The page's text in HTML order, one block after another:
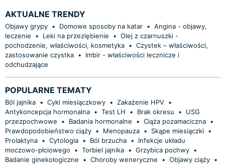
AKTUALNE TRENDY
Objawy grypy • Domowe sposoby na katar • Angina - objawy,
leczenie
• Leki na przeziębienie • Olej z czarnuszki -
pochodzenie, właściwości, kosmetyka • Czystek – właściwości,
zastosowanie czystka •
Imbir - właściwości lecznicze i
odchudzające
POPULARNE TEMATY
Ból jajnika • Cykl miesiączkowy • Zakażenie HPV •
Antykoncepcja hormonalna • Test LH • Brak okresu •
USG
przezpochwowe
• Badania hormonalne • Ciąża pozamaciczna •
Prawdopodobieństwo ciąży • Menopauza • Skąpe miesiączki •
Prolaktyna • Cytologia • Ból brzucha •
Infekcje układu
moczowo-płciowego
• Torbiel jajnika • Grzybica pochwy •
Badanie ginekologiczne
• Choroby weneryczne • Objawy ciąży •